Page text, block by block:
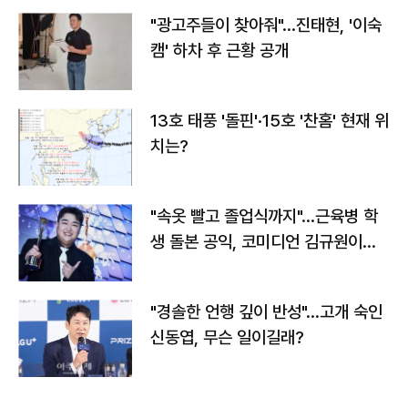
"광고주들이 찾아줘"…진태현, '이숙
캠' 하차 후 근황 공개
13호 태풍 '돌핀'·15호 '찬홈' 현재 위
치는?
"속옷 빨고 졸업식까지"…근육병 학
생 돌본 공익, 코미디언 김규원이었
"경솔한 언행 깊이 반성"…고개 숙인
신동엽, 무슨 일이길래?